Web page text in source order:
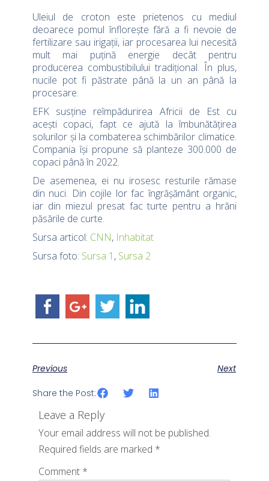
Uleiul de croton este prietenos cu mediul
deoarece pomul înflorește fără a fi nevoie de
fertilizare sau irigații, iar procesarea lui necesită
mult mai puțină energie decât pentru
producerea combustibilului tradițional. În plus,
nucile pot fi păstrate până la un an până la
procesare.
EFK susține reîmpădurirea Africii de Est cu
acești copaci, fapt ce ajută la îmbunătățirea
solurilor și la combaterea schimbărilor climatice.
Compania își propune să planteze 300.000 de
copaci până în 2022.
De asemenea, ei nu irosesc resturile rămase
din nuci. Din cojile lor fac îngrășământ organic,
iar din miezul presat fac turte pentru a hrăni
păsările de curte.
Sursa articol: CNN, Inhabitat
Sursa foto: Sursa 1 , Sursa 2
Previous Next
Share the Post:
Leave a Reply
Your email address will not be published.
Required fields are marked *
Comment *